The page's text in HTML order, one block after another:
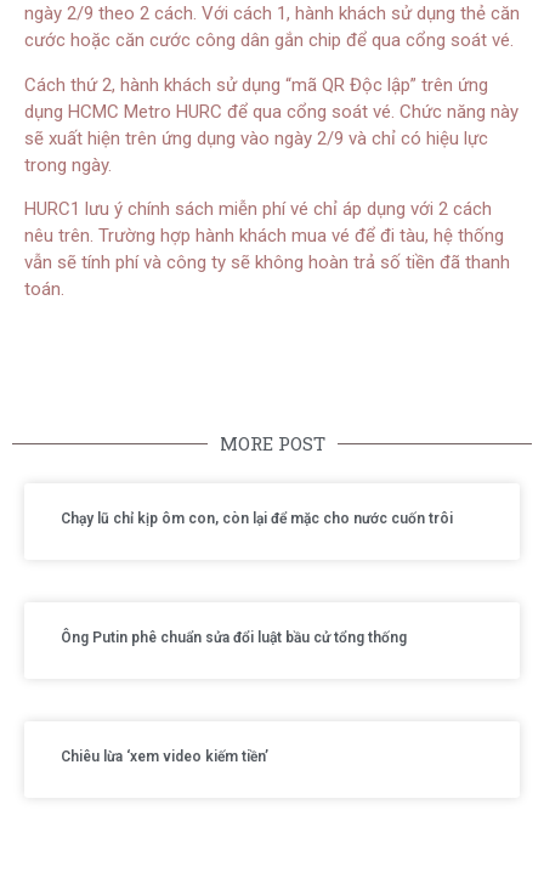
ngày 2/9 theo 2 cách. Với cách 1, hành khách sử dụng thẻ căn
cước hoặc căn cước công dân gắn chip để qua cổng soát vé.
Cách thứ 2, hành khách sử dụng “mã QR Độc lập” trên ứng
dụng HCMC Metro HURC để qua cổng soát vé. Chức năng này
sẽ xuất hiện trên ứng dụng vào ngày 2/9 và chỉ có hiệu lực
trong ngày.
HURC1 lưu ý chính sách miễn phí vé chỉ áp dụng với 2 cách
nêu trên. Trường hợp hành khách mua vé để đi tàu, hệ thống
vẫn sẽ tính phí và công ty sẽ không hoàn trả số tiền đã thanh
toán.
MORE POST
Chạy lũ chỉ kịp ôm con, còn lại để mặc cho nước cuốn trôi
Ông Putin phê chuẩn sửa đổi luật bầu cử tổng thống
Chiêu lừa ‘xem video kiếm tiền’